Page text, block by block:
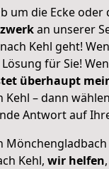
um die Ecke
an unserer
Kehl geht!
für Sie!
überhaupt
– dann
Antwort auf
Kehl, wir helfen